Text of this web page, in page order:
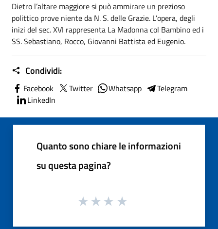
Dietro l’altare maggiore si può ammirare un prezioso
polittico prove niente da N. S. delle Grazie. L’opera, degli
inizi del sec. XVI rappresenta La Madonna col Bambino ed i
SS. Sebastiano, Rocco, Giovanni Battista ed Eugenio.
Condividi:
Facebook Twitter Whatsapp
Telegram
LinkedIn
Quanto sono chiare le informazioni
su questa pagina?